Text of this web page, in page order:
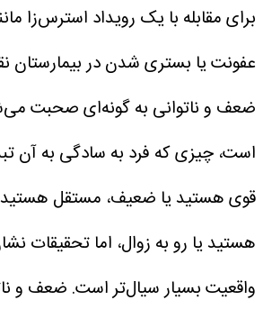
برای مقابله با یک رویداد استرس‌زا
عفونت یا بستری شدن در بیمارستان
ضعف و ناتوانی به گونه‌ای صحبت
است، چیزی که فرد به سادگی به آن
قوی هستید یا ضعیف، مستقل هستید
هستید یا رو به زوال، اما تحقیقات
واقعیت بسیار سیال‌تر است. ضعف و